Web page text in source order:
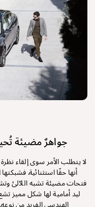
جواهرٌ مضيئة
لا يتطلب الأمر سوى إلقاء
أنها حقًا استثنائية.
فتحات مضيئة تشبه اللآلئ
ليد أمامية لها شكل مميز
الهندسي الفريد من